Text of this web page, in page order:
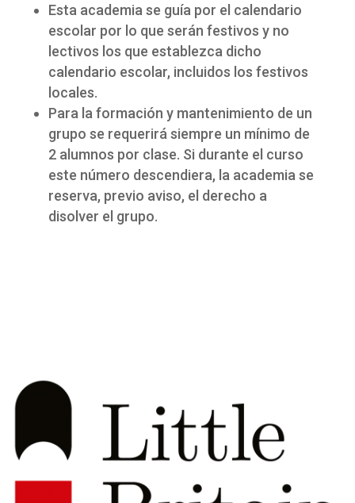
Esta academia se guía por el calendario
escolar por lo que serán festivos y no
lectivos los que establezca dicho
calendario escolar, incluidos los festivos
locales.
Para la formación y mantenimiento de un
grupo se requerirá siempre un mínimo de
2 alumnos por clase. Si durante el curso
este número descendiera, la academia se
reserva, previo aviso, el derecho a
disolver el grupo.